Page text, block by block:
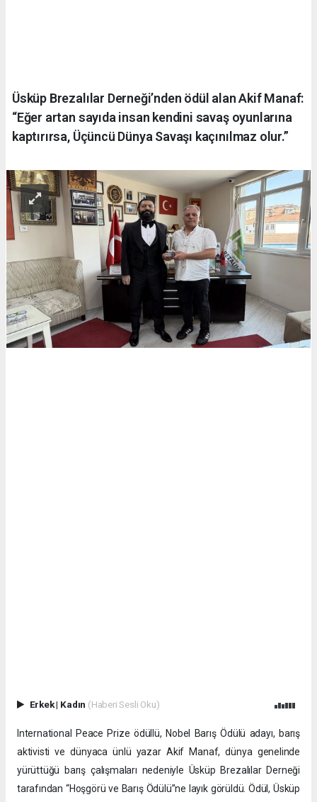
Üsküp Brezalılar Derneği’nden ödül alan Akif Manaf:
“Eğer artan sayıda insan kendini savaş oyunlarına
kaptırırsa, Üçüncü Dünya Savaşı kaçınılmaz olur.”
Erkek| Kadın (Haberi Sesli Oku)
International Peace Prize ödüllü, Nobel Barış Ödülü adayı, barış
aktivisti ve dünyaca ünlü yazar Akif Manaf, dünya genelinde
yürüttüğü barış çalışmaları nedeniyle Üsküp Brezalılar Derneği
tarafından “Hoşgörü ve Barış Ödülü”ne layık görüldü. Ödül, Üsküp